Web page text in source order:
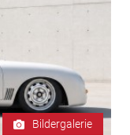
Bildergalerie